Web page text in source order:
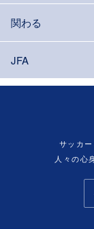
関わる
JFA
サッカ
人々の心